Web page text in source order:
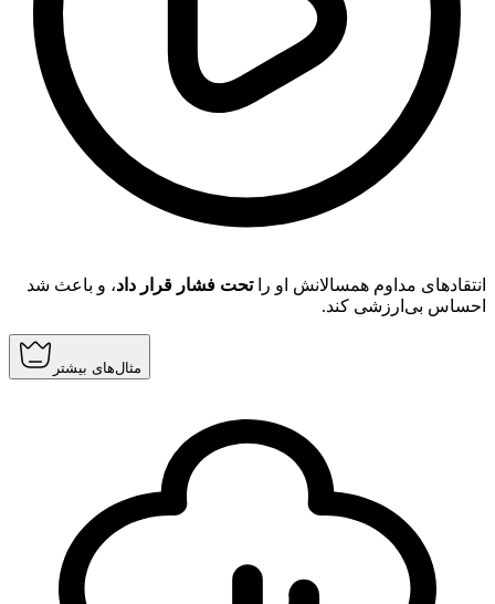
انتقادهای مداوم همسالانش او راتحت فشار قرار داد، و باعث شد
احساس بی‌ارزشی کند.
مثال‌های بیشتر